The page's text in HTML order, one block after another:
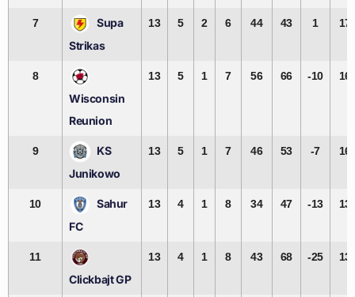
7
Supa
Strikas
13 5 2 6 44 43 1 17
8
Wisconsin
Reunion
13 5 1 7 56 66 -10 16
9
KS
Junikowo
13 5 1 7 46 53 -7 16
10
Sahur
FC
13 4 1 8 34 47 -13 13
11
Clickbajt GP
13 4 1 8 43 68 -25 13